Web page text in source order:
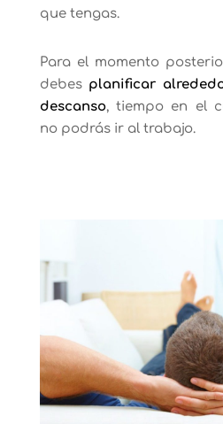
que tengas.
Para el momento
debes planificar
descanso, tiempo en el
no podrás ir al trabajo.